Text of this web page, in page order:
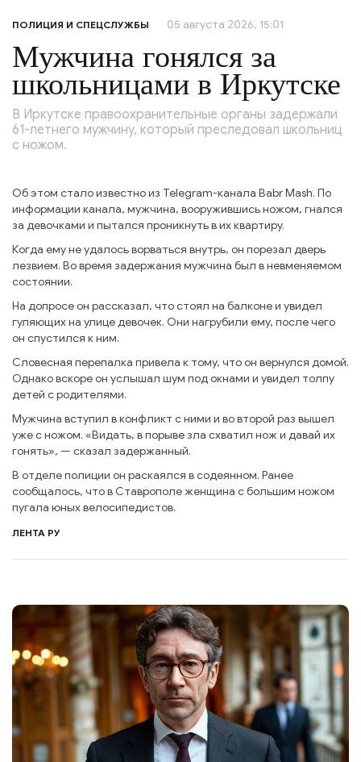
ПОЛИЦИЯ И СПЕЦСЛУЖБЫ 05 августа 2026, 15:01
Мужчина гонялся за
школьницами в Иркутске
В Иркутске правоохранительные органы задержали
61-летнего мужчину, который преследовал школьниц
с ножом.
Об этом стало известно из Telegram-канала Babr Mash. По
информации канала, мужчина, вооружившись ножом, гнался
за девочками и пытался проникнуть в их квартиру.
Когда ему не удалось ворваться внутрь, он порезал дверь
лезвием. Во время задержания мужчина был в невменяемом
состоянии.
На допросе он рассказал, что стоял на балконе и увидел
гуляющих на улице девочек. Они нагрубили ему, после чего
он спустился к ним.
Словесная перепалка привела к тому, что он вернулся домой.
Однако вскоре он услышал шум под окнами и увидел толпу
детей с родителями.
Мужчина вступил в конфликт с ними и во второй раз вышел
уже с ножом. «Видать, в порыве зла схватил нож и давай их
гонять», — сказал задержанный.
В отделе полиции он раскаялся в содеянном. Ранее
сообщалось, что в Ставрополе женщина с большим ножом
пугала юных велосипедистов.
ЛЕНТА РУ